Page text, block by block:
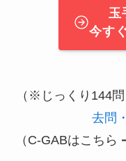
玉
今す
（※じっくり144
去問
（C-GABはこちら